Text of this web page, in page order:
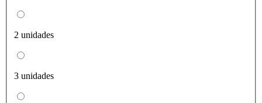
2 unidades
3 unidades